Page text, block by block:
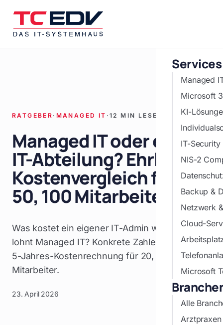
Services
Managed
Microsoft
KI-
IT-Security
NIS-2
Backup &
Netzwerk
Cloud-
Microsoft
Alle
Arztpraxen
RATGEBER · MANAGED IT ·12 MIN LESEZEIT
Managed IT oder eigene
IT-Abteilung? Ehrlicher
Kostenvergleich für 20,
50, 100 Mitarbeiter
Was kostet ein eigener IT-Admin wirklich, wann
lohnt Managed IT? Konkrete Zahlen und eine
5-Jahres-Kostenrechnung für 20, 50 und 100
Mitarbeiter.
23. April 2026